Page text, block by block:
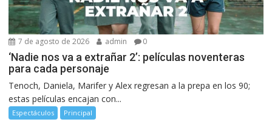
7 de agosto de 2026 admin 0
‘Nadie nos va a extrañar 2’: películas noventeras
para cada personaje
Tenoch, Daniela, Marifer y Alex regresan a la prepa en los 90;
estas películas encajan con...
Espectáculos Principal